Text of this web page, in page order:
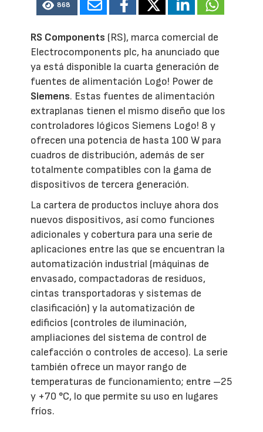
868
RS Components (RS), marca comercial de
Electrocomponents plc, ha anunciado que
ya está disponible la cuarta generación de
fuentes de alimentación Logo! Power de
Siemens. Estas fuentes de alimentación
extraplanas tienen el mismo diseño que los
controladores lógicos Siemens Logo! 8 y
ofrecen una potencia de hasta 100 W para
cuadros de distribución, además de ser
totalmente compatibles con la gama de
dispositivos de tercera generación.
La cartera de productos incluye ahora dos
nuevos dispositivos, así como funciones
adicionales y cobertura para una serie de
aplicaciones entre las que se encuentran la
automatización industrial (máquinas de
envasado, compactadoras de residuos,
cintas transportadoras y sistemas de
clasificación) y la automatización de
edificios (controles de iluminación,
ampliaciones del sistema de control de
calefacción o controles de acceso). La serie
también ofrece un mayor rango de
temperaturas de funcionamiento; entre –25
y +70 °C, lo que permite su uso en lugares
fríos.